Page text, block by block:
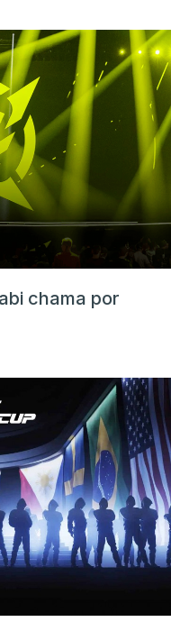
chama por